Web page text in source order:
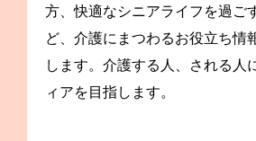
方、快適なシニアライフを過ご
ど、介護にまつわるお役立ち情
します。介護する人、される人
ィアを目指します。